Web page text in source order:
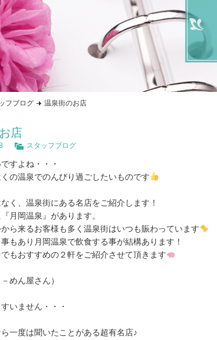
フブログ 温泉街のお店
店
スタッフブログ
すよね・・・
の温泉でのんびり過ごしたいものです
く、温泉街にある名店をご紹介します！
月岡温泉』があります。
ら来るお客様も多く温泉街はいつも賑わっています
もあり月岡温泉で飲食する事が結構あります！
もおすすめの２軒をご紹介させて頂きます
めん屋さん）
いません・・・
一度は聞いたことがある超有名店♪